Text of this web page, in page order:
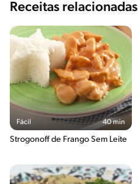
Receitas relacionadas
Fácil 40 min
Strogonoff de Frango Sem Leite